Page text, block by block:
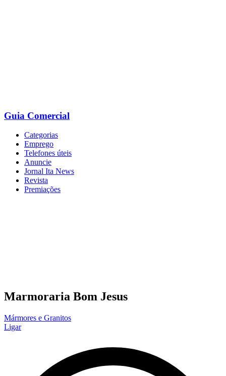
Guia Comercial
Categorias
Emprego
Telefones úteis
Anuncie
Jornal Ita News
Revista
Premiações
Marmoraria Bom Jesus
Mármores e Granitos
Ligar